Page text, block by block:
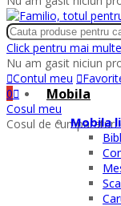
Click pentru mai
Nu am gasit niciun
Contul meu
0
Cosul meu
Cosul de
Mobila
Mobila